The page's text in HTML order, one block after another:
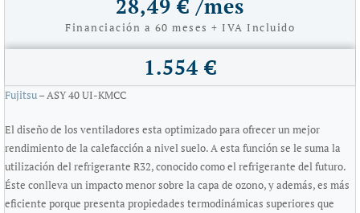
28,49 € /mes
Financiación a 60 meses + IVA Incluido
1.554 €
Fujitsu– ASY 40 UI-KMCC
El diseño de los ventiladores esta optimizado para ofrecer un mejor
rendimiento de la calefacción a nivel suelo. A esta función se le suma la
utilización del refrigerante R32, conocido como el refrigerante del futuro.
Éste conlleva un impacto menor sobre la capa de ozono, y además, es más
eficiente porque presenta propiedades termodinámicas superiores que